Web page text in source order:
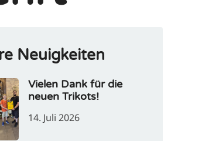
Neuigkeiten
Vielen Dank für die
neuen Trikots!
14. Juli 2026